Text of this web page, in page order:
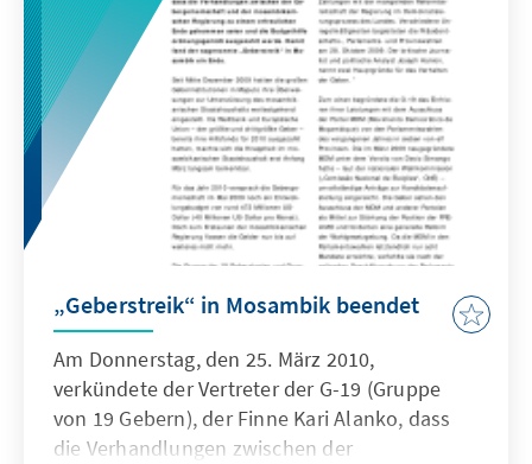
„Geberstreik“ in Mosambik beendet
Am Donnerstag, den 25. März 2010,
verkündete der Vertreter der G-19 (Gruppe
von 19 Gebern), der Finne Kari Alanko, dass
die Verhandlungen zwischen der